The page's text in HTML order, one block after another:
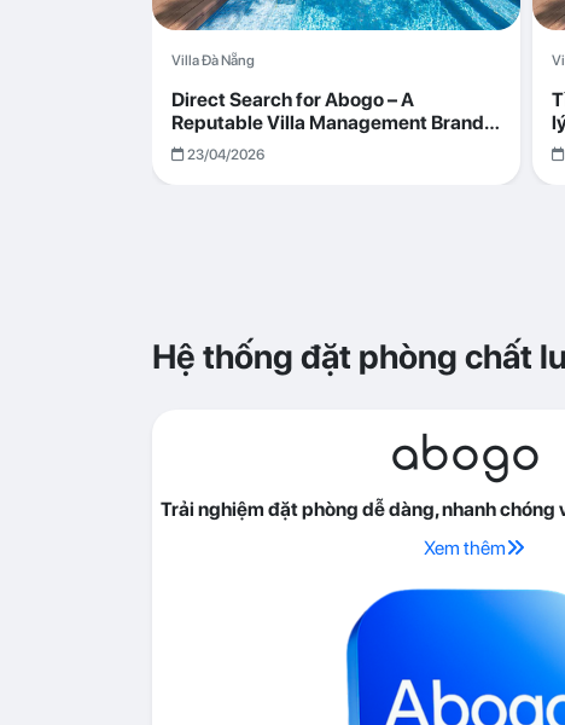
Villa Đà Nẵng
Direct Search for Abogo – A
Reputable Villa Management Brand
with Transparent and Effective
Operations
23/04/2026
Hệ thống đặt phòng chất
abogo
Trải nghiệm đặt phòng dễ dàng, nhanh chóng
Xem thêm